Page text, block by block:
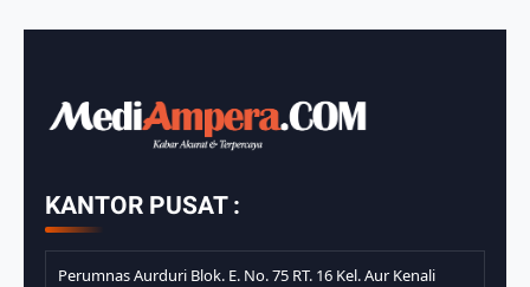
KANTOR PUSAT :
Perumnas Aurduri Blok. E. No. 75 RT. 16 Kel. Aur Kenali